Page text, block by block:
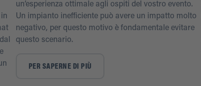
un’esperienza ottimale agli ospiti del vostro evento.
Un impianto inefficiente può avere un impatto molto
negativo, per questo motivo è fondamentale evitare
questo scenario.
PER SAPERNE DI PIÙ